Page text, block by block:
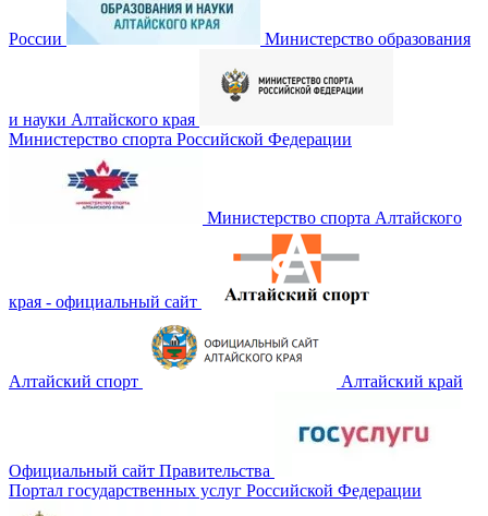
России Министерство образования
и науки Алтайского края
Министерство спорта Российской Федерации
Министерство спорта Алтайского
края - официальный сайт
Алтайский спорт Алтайский край
Официальный сайт Правительства
Портал государственных услуг Российской Федерации